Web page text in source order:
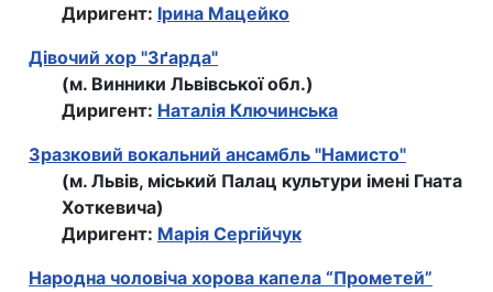
Диригент: Ірина Мацейко
Дівочий хор "Зґарда"
(м. Винники Львівської обл.)
Диригент: Наталія Ключинська
Зразковий вокальний ансамбль "Намисто"
(м. Львів, міський Палац культури імені Гната
Хоткевича)
Диригент: Марія Сергійчук
Народна чоловіча хорова капела “Прометей”